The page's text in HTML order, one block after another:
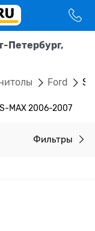
Петербург,
Ford S-
MAX 2006-2007
Фильтры